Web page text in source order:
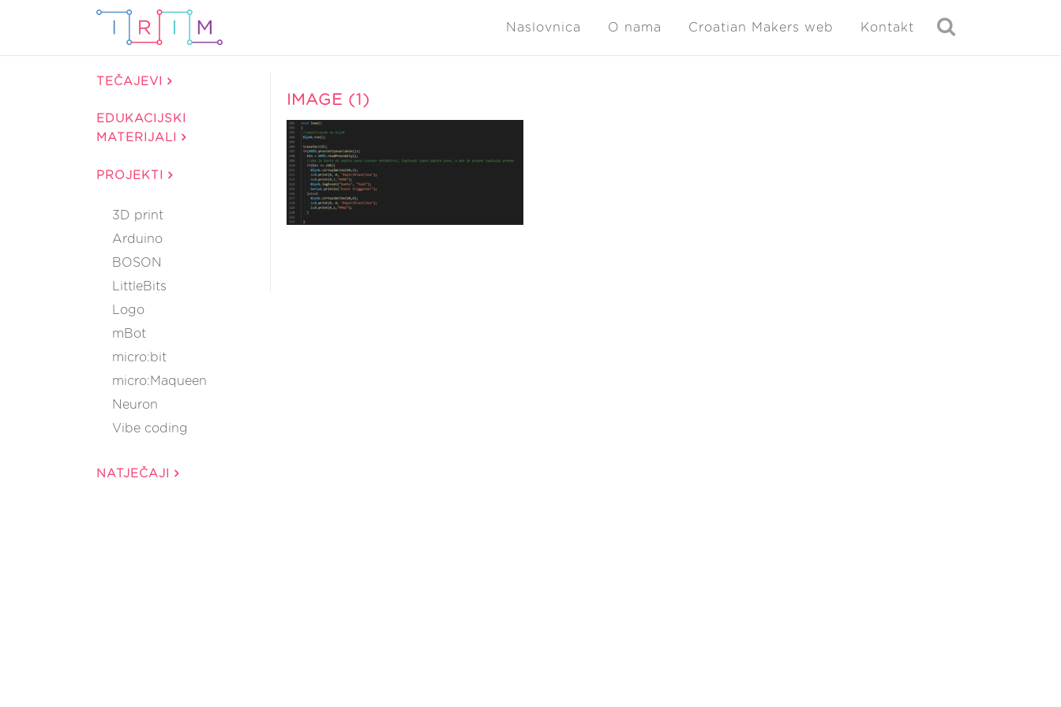
Naslovnica O nama Croatian Makers web Kontakt
TEČAJEVI
EDUKACIJSKI
MATERIJALI
PROJEKTI
3D print
Arduino
BOSON
LittleBits
Logo
mBot
micro:bit
micro:Maqueen
Neuron
Vibe coding
NATJEČAJI
IMAGE (1)